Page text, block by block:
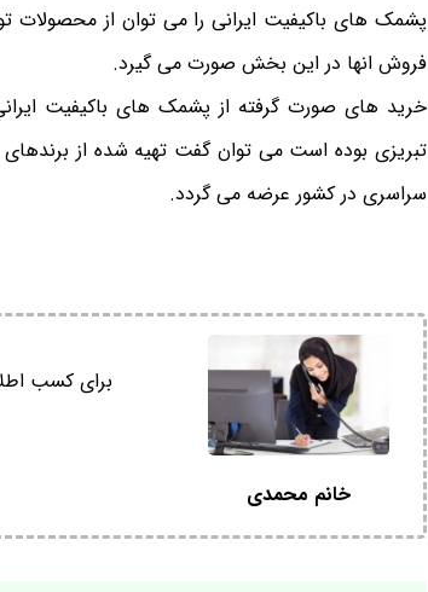
پشمک های باکیفیت ایرانی را می توان از محصولات
فروش انها در این بخش صورت می گیرد.
خرید های صورت گرفته از پشمک های باکیفیت
تبریزی بوده است می توان گفت تهیه شده از
سراسری در کشور عرضه می گردد.
خانم محمدی
برای کسب